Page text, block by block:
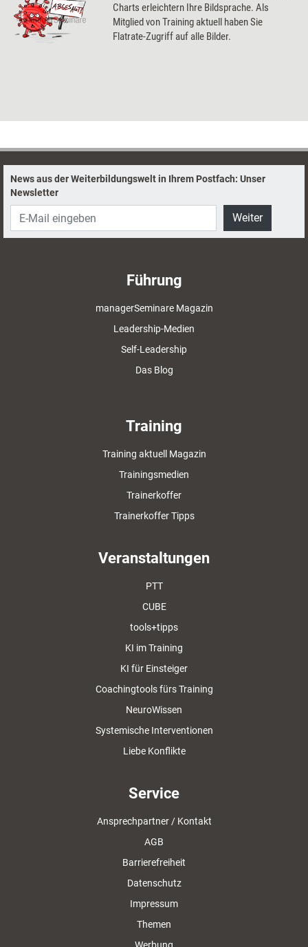
Charts erleichtern Ihre Bildsprache. Als
Mitglied von Training aktuell haben Sie
Flatrate-Zugriff auf alle Bilder.
News aus der Weiterbildungswelt in Ihrem Postfach: Unser
Newsletter
Weiter
Führung
managerSeminare Magazin
Leadership-Medien
Self-Leadership
Das Blog
Training
Training aktuell Magazin
Trainingsmedien
Trainerkoffer
Trainerkoffer Tipps
Veranstaltungen
PTT
CUBE
tools+tipps
KI im Training
KI für Einsteiger
Coachingtools fürs Training
NeuroWissen
Systemische Interventionen
Liebe Konflikte
Service
Ansprechpartner / Kontakt
AGB
Barrierefreiheit
Datenschutz
Impressum
Themen